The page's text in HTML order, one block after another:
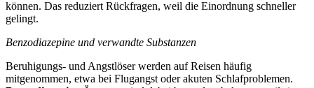
können. Das reduziert Rückfragen, weil die Einordnung schneller
gelingt.
Benzodiazepine und verwandte Substanzen
Beruhigungs- und Angstlöser werden auf Reisen häufig
mitgenommen, etwa bei Flugangst oder akuten Schlafproblemen.